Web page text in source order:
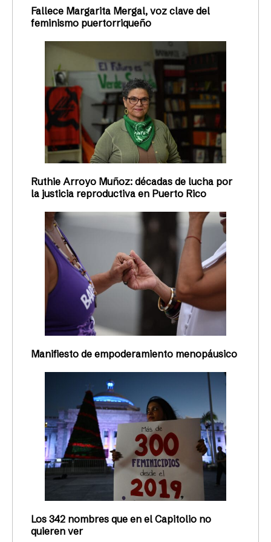
Fallece Margarita Mergal, voz clave del
feminismo puertorriqueño
Ruthie Arroyo Muñoz: décadas de lucha por
la justicia reproductiva en Puerto Rico
Manifiesto de empoderamiento menopáusico
Los 342 nombres que en el Capitolio no
quieren ver